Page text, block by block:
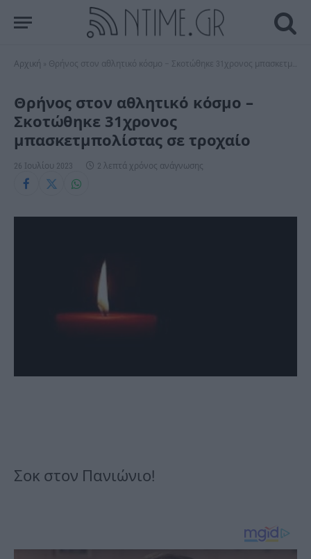
Αρχική Θρήνος στον αθλητικό κόσμο – Σκοτώθηκε 31χρονος μπασκετμπολίστας σε τροχαίο
Θρήνος στον αθλητικό κόσμο –
Σκοτώθηκε 31χρονος
μπασκετμπολίστας σε τροχαίο
26 Ιουλίου 2023 2 λεπτά χρόνος ανάγνωσης
Σοκ στον Πανιώνιο!